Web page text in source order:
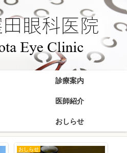
診療案内
医師紹介
おしらせ
おしらせ